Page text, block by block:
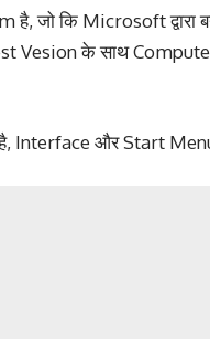
जो कि Microsoft द्वारा
Vesion के साथ
Interface और Start